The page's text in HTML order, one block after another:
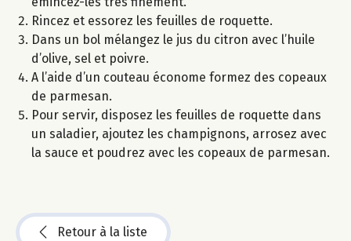
Rincez et essorez les feuilles de roquette.
Dans un bol mélangez le jus du citron avec l’huile
d’olive, sel et poivre.
A l’aide d’un couteau économe formez des copeaux
de parmesan.
Pour servir, disposez les feuilles de roquette dans
un saladier, ajoutez les champignons, arrosez avec
la sauce et poudrez avec les copeaux de parmesan.
Retour à la liste